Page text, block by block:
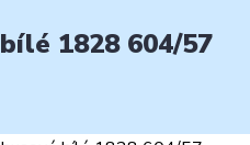
1828 604/57